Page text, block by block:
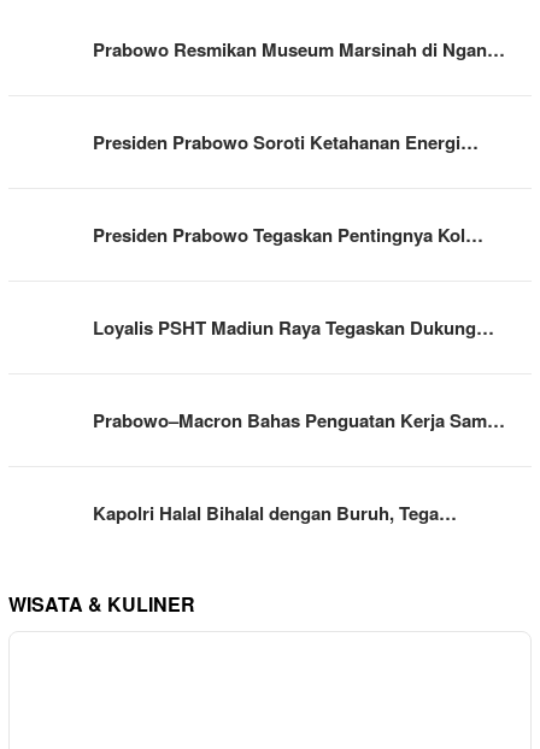
Prabowo Resmikan Museum Marsinah di Ngan…
Presiden Prabowo Soroti Ketahanan Energi…
Presiden Prabowo Tegaskan Pentingnya Kol…
Loyalis PSHT Madiun Raya Tegaskan Dukung…
Prabowo–Macron Bahas Penguatan Kerja Sam…
Kapolri Halal Bihalal dengan Buruh, Tega…
WISATA & KULINER